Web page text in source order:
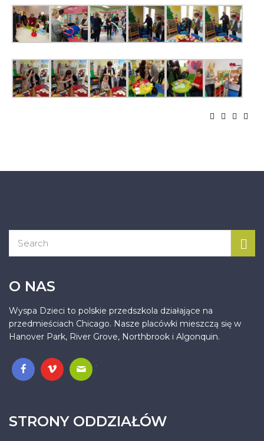
O NAS
Wyspa Dzieci to polskie przedszkola działające na
przedmieściach Chicago. Nasze placówki mieszczą się w
Hanover Park, River Grove, Northbrook i Algonquin.
.
STRONY ODDZIAŁÓW